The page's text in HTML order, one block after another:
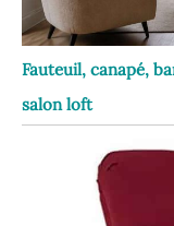
Fauteuil, canapé,
salon loft